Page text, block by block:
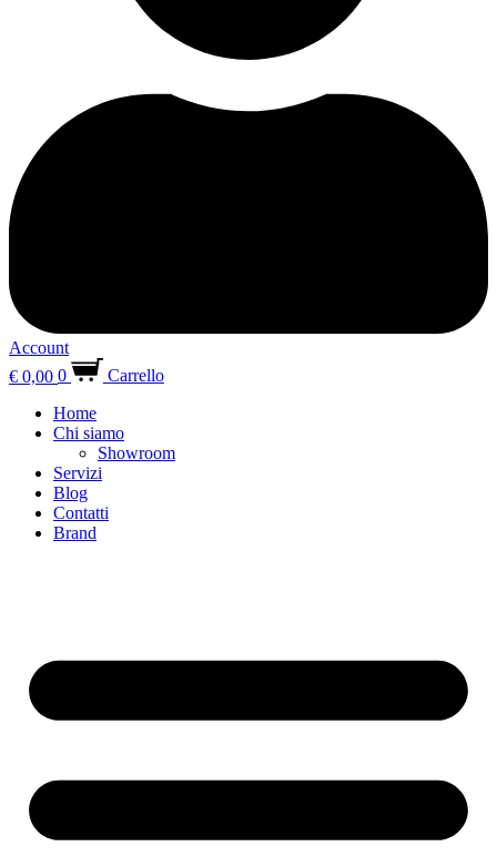
Account
€ 0,00 0
Carrello
Home
Chi siamo
Showroom
Servizi
Blog
Contatti
Brand